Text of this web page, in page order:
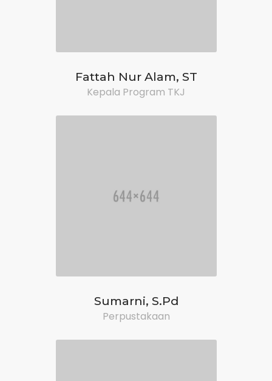
Fattah Nur Alam, ST
Kepala Program TKJ
Sumarni, S.Pd
Perpustakaan